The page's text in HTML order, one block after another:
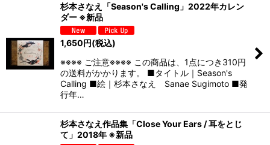
杉本さなえ「Season's Calling」2022年カレン
ダー ※新品
1,650円(税込)
※※※※ ご注意※※※※ この商品は、1点につき310円
の送料がかかります。 ■タイトル｜Season's
Calling ■絵｜杉本さなえ Sanae Sugimoto ■発
行年…
杉本さなえ作品集「Close Your Ears / 耳をとじ
て」2018年 ※新品